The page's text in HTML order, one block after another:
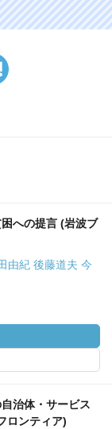
への提言 (岩波ブ
由紀 後藤道夫 今
治体・サービス
ロンティア)